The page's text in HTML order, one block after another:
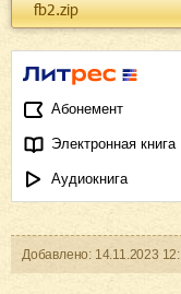
fb2.zip
Абонемент
Электронная книга
Аудиокнига
Добавленo: 14.11.2023